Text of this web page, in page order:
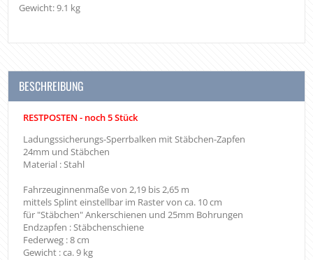
Gewicht: 9.1 kg
BESCHREIBUNG
RESTPOSTEN - noch 5 Stück
Ladungssicherungs-Sperrbalken mit Stäbchen-Zapfen
24mm und Stäbchen
Material : Stahl
Fahrzeuginnenmaße von 2,19 bis 2,65 m
mittels Splint einstellbar im Raster von ca. 10 cm
für "Stäbchen" Ankerschienen und 25mm Bohrungen
Endzapfen : Stäbchenschiene
Federweg : 8 cm
Gewicht : ca. 9 kg